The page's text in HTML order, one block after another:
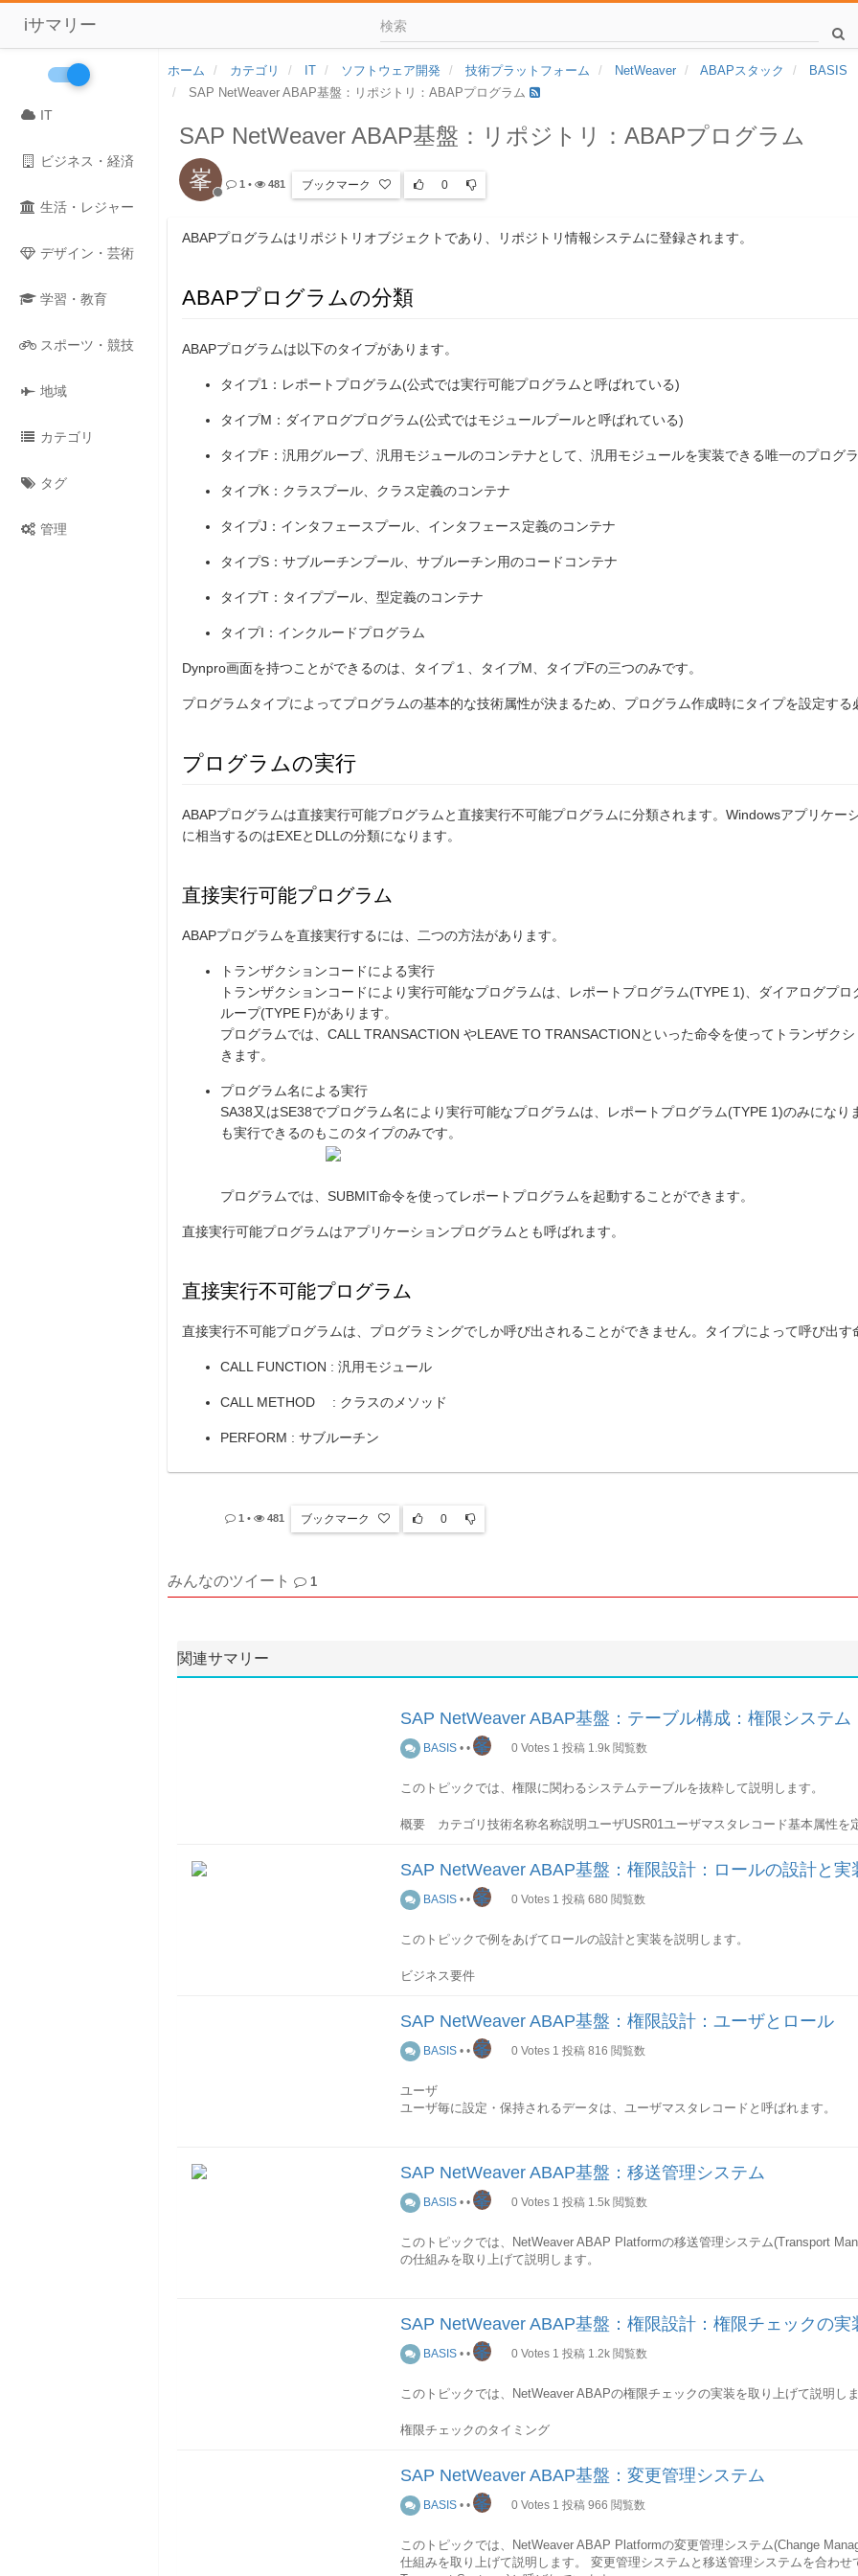
iサマリー
IT
ビジネス・経済
生活・レジャー
デザイン・芸術
学習・教育
スポーツ・競技
地域
カテゴリ
タグ
管理
ホーム カテゴリ IT ソフトウェア開発 技術プラットフォーム NetWeaver ABAPスタック
BASIS
SAP NetWeaver ABAP基盤：リポジトリ：ABAPプログラム
SAP NetWeaver ABAP基盤：リポジトリ：ABAPプログラム
峯 1 • 481 ブックマーク 0
ABAPプログラムはリポジトリオブジェクトであり、リポジトリ情報システムに登録されます。
ABAPプログラムの分類
ABAPプログラムは以下のタイプがあります。
タイプ1：レポートプログラム(公式では実行可能プログラムと呼ばれている)
タイプM：ダイアログプログラム(公式ではモジュールプールと呼ばれている)
タイプF：汎用グループ、汎用モジュールのコンテナとして、汎用モジュールを実装できる唯一のプログ
タイプK：クラスプール、クラス定義のコンテナ
タイプJ：インタフェースプール、インタフェース定義のコンテナ
タイプS：サブルーチンプール、サブルーチン用のコードコンテナ
タイプT：タイププール、型定義のコンテナ
タイプI：インクルードプログラム
Dynpro画面を持つことができるのは、タイプ１、タイプM、タイプFの三つのみです。
プログラムタイプによってプログラムの基本的な技術属性が決まるため、プログラム作成時にタイプを設定する
プログラムの実行
ABAPプログラムは直接実行可能プログラムと直接実行不可能プログラムに分類されます。Windowsアプリケー
に相当するのはEXEとDLLの分類になります。
直接実行可能プログラム
ABAPプログラムを直接実行するには、二つの方法があります。
トランザクションコードによる実行
トランザクションコードにより実行可能なプログラムは、レポートプログラム(TYPE 1)、ダイアログプ
ループ(TYPE F)があります。
プログラムでは、CALL TRANSACTION やLEAVE TO TRANSACTIONといった命令を使ってトランザク
きます。
プログラム名による実行
SA38又はSE38でプログラム名により実行可能なプログラムは、レポートプログラム(TYPE 1)のみになり
も実行できるのもこのタイプのみです。
プログラムでは、SUBMIT命令を使ってレポートプログラムを起動することができます。
直接実行可能プログラムはアプリケーションプログラムとも呼ばれます。
直接実行不可能プログラム
直接実行不可能プログラムは、プログラミングでしか呼び出されることができません。タイプによって呼び出す
CALL FUNCTION : 汎用モジュール
CALL METHOD : クラスのメソッド
PERFORM : サブルーチン
1 • 481 ブックマーク 0
みんなのツイート 1
関連サマリー
SAP NetWeaver ABAP基盤：テーブル構成：権限システム
BASIS ••峯 0 Votes 1 投稿 1.9k 閲覧数
このトピックでは、権限に関わるシステムテーブルを抜粋して説明します。
概要 カテゴリ技術名称名称説明ユーザUSR01ユーザマスタレコード基本属性を
ーザ権限ユーザに割り当てられた権限プロファイル情報を格納USR05ユーザマス
ラメータ値を格納USR21ユーザ名アドレスキーの割当ユーザのアドレスキー値を
ドレス管理)ユーザの電話番号を格納ADR3FAX 番号 (アドレス管理)ユーザの
メールアドレスユーザの電子メールアドレスを格納ロールAGR_AGRS集合ロール
ファイル-AGR_1250ロール権限データ(ヘッダ)-AGR_1251ロール権限データ(項目
ブジェクトと権限オブジェクトの項目構成を定義TACTZ権限オブジェクトごとの
一ロールを定義UST10S単一権限プロファイル権限プロファイルの権限名を定義
値権限オブジェクト別に権限プロファイル毎の各権限項目値を格納権限(ユーザ
ロファイル-USR12ユーザマスタ権限値-USR16ユーザ権限用変数の値-権限(トラン
ンザクションコード権限の値SE93で照会・更新USOBTトランザクション>権限オ
照会・更新USOBXUSOBTのチェック用テーブル-USOBT_Cトランザクション>権
マ)-USOBX_CUSOBT_Cのチェック用テーブル-詳細(ユーザ系)USR01テーブル
ユーザマスタレコード
バイス-4 DATFM日付書式-5 DCPFMISOコード-6 LANGU言語- USR02テー
ユーザログオンデータ
ーザタイプ- USR04テーブル
ユーザ権限
ロファイル名リスト- USR05テーブル
ユーザパラメータ
項目一覧 No.PK技術名称名称説明1○BNAMEユーザユーザID2 PARIDパラメ
定義可能なパラメータ名はTPARAテーブルに定義されます。
詳細(ロール)AGR_DEFINEテーブル
項目一覧 No.PK技術名称名称説明1○AGR_NAMEロール名称-2 TEXTテキス
ル
項目一覧 No.PK技術名称名称説明1○AGR_NAMEロール名称-
SAP NetWeaver ABAP基盤：権限設計：ロールの設計と実
BASIS ••峯 0 Votes 1 投稿 680 閲覧数
このトピックで例をあげてロールの設計と実装を説明します。
ビジネス要件
ロールの作成
ロールの移送
SAP NetWeaver ABAP基盤：権限設計：ユーザとロール
BASIS ••峯 0 Votes 1 投稿 816 閲覧数
ユーザ
ユーザ毎に設定・保持されるデータは、ユーザマスタレコードと呼ばれます。
ユーザの基本データには、アドレスデータ、ログオンデータ、デフォルトデータ
アドレス
姓・名や、職務、文書、連絡方法などの情報が含められます。ログオンデータ
ログオン言語や、書式(数値、日付、時刻）、スプール制御などの情報が含められ
ユーザパラメータによって、SAP項目に初期値が指定されます。項目を指定する
会社コードEKO
プラント
は、結果は論理和になります。
ユーザと権限プロファイル
り当てられた場合は、結果は論理和になります。
SAP NetWeaver ABAP基盤：移送管理システム
BASIS ••峯 0 Votes 1 投稿 1.5k 閲覧数
このトピックでは、NetWeaver ABAP Platformの移送管理システム(Transport
の仕組みを取り上げて説明します。
以下の図で、移送管理システムのモデル構成を示します。
このモデルでは、3階層ランドスケープが一つのドメインと二つの移送グループで
構成要素をそれぞれ取り上げて詳しく説明します。
移送ドメイン
イン内では、すべてのシステムに一意のシステムIDを設定し、これらのシステム
はドメインコントローラのシステムID) で設定されます。 また、移送ドメインに
移送ドメインコントローラ(transport domain controller)は、移送ルートや RFC 接
イン全体に関する設定を管理します。 通常は、本稼動システムまたは品質保証シ
SAP NetWeaver ABAP基盤：権限設計：権限チェックの実
BASIS ••峯 0 Votes 1 投稿 1.2k 閲覧数
このトピックでは、NetWeaver ABAPの権限チェックの実装を取り上げて説明しま
権限チェックのタイミング
プログラムレベルのチェック
プログラムレベルでのチェックは、プログラムでAUTHORITY-CHECKを明示的に
す。 AUTHORITY-CHECK によって、ユーザに指定されたプロファイルが検索さ
いずれかが必要な値に一致する場合は、チェックは成功です。
SAP NetWeaver ABAP基盤：変更管理システム
BASIS ••峯 0 Votes 1 投稿 966 閲覧数
このトピックでは、NetWeaver ABAP Platformの変更管理システム(Change
仕組みを取り上げて説明します。 変更管理システムと移送管理システムを合わせ